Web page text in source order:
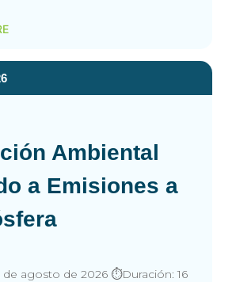
Ambiental
a Emisiones a
de agosto de 2026 ⏱️Duración: 16